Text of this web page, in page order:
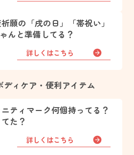
願の「戌の日」「帯祝い」
んと準備してる？
詳しくはこちら
ィケア・便利アイテム
ティマーク何個持ってる？
た？
詳しくはこちら